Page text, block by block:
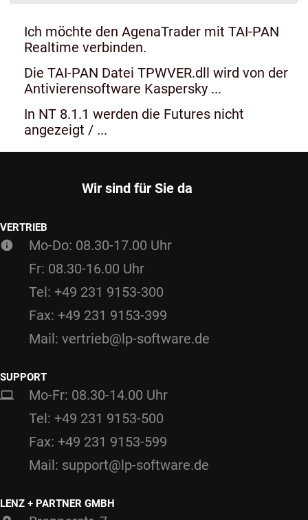
Ich möchte den AgenaTrader mit TAI-PAN
Realtime verbinden.
Die TAI-PAN Datei TPWVER.dll wird von der
Antivierensoftware Kaspersky ...
In NT 8.1.1 werden die Futures nicht
angezeigt / ...
Wir sind für Sie da
VERTRIEB
Mo-Do: 08.30-17.00 Uhr
Fr: 08.30-16.00 Uhr
Tel: +49 231 9153-300
Fax: +49 231 9153-399
Mail: vertrieb@lp-software.de
SUPPORT
Mo-Fr: 08.30-14.00 Uhr
Tel: +49 231 9153-500
Fax: +49 231 9153-599
Mail: support@lp-software.de
LENZ + PARTNER GMBH